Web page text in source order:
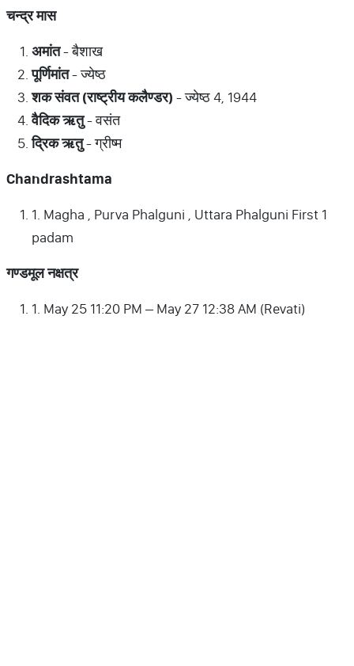
चन्द्रमास
अमांत- बैशाख
पूर्णिमांत- ज्येष्ठ
शकसंवत(राष्ट्रीयकलैण्डर) - ज्येष्ठ 4, 1944
वैदिकऋतु- वसंत
द्रिकऋतु- ग्रीष्म
Chandrashtama
1. Magha , Purva Phalguni , Uttara Phalguni First 1
padam
गण्डमूलनक्षत्र
1. May 25 11:20 PM – May 27 12:38 AM (Revati)